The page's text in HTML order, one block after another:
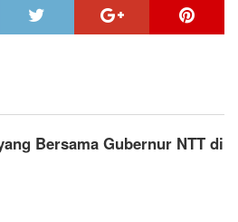
Bersama Gubernur NTT di